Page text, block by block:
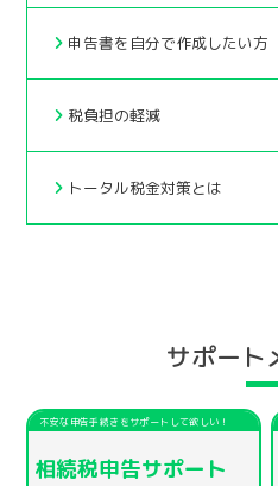
申告書を自分で作成したい方
税負担の軽減
トータル税金対策とは
サポート
不安な申告手続きをサポートして欲しい！
相続税申告サポート